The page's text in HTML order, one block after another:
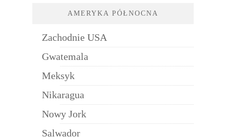
AMERYKA PÓŁNOCNA
Zachodnie USA
Gwatemala
Meksyk
Nikaragua
Nowy Jork
Salwador